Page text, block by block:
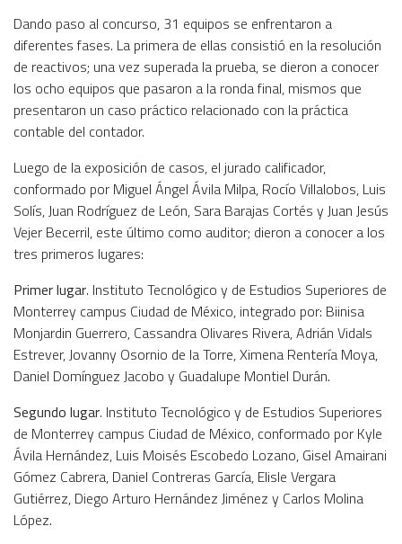
Dando paso al concurso, 31 equipos se enfrentaron a
diferentes fases. La primera de ellas consistió en la resolución
de reactivos; una vez superada la prueba, se dieron a conocer
los ocho equipos que pasaron a la ronda final, mismos que
presentaron un caso práctico relacionado con la práctica
contable del contador.
Luego de la exposición de casos, el jurado calificador,
conformado por Miguel Ángel Ávila Milpa, Rocío Villalobos, Luis
Solís, Juan Rodríguez de León, Sara Barajas Cortés y Juan Jesús
Vejer Becerril, este último como auditor; dieron a conocer a los
tres primeros lugares:
Primer lugar. Instituto Tecnológico y de Estudios Superiores de
Monterrey campus Ciudad de México, integrado por: Biinisa
Monjardin Guerrero, Cassandra Olivares Rivera, Adrián Vidals
Estrever, Jovanny Osornio de la Torre, Ximena Rentería Moya,
Daniel Domínguez Jacobo y Guadalupe Montiel Durán.
Segundo lugar. Instituto Tecnológico y de Estudios Superiores
de Monterrey campus Ciudad de México, conformado por Kyle
Ávila Hernández, Luis Moisés Escobedo Lozano, Gisel Amairani
Gómez Cabrera, Daniel Contreras García, Elisle Vergara
Gutiérrez, Diego Arturo Hernández Jiménez y Carlos Molina
López.